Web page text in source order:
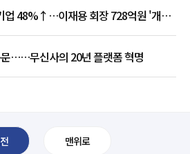
업 48%↑…이재용 회장 728억원 '개인
……무신사의 20년 플랫폼 혁명
맨위로